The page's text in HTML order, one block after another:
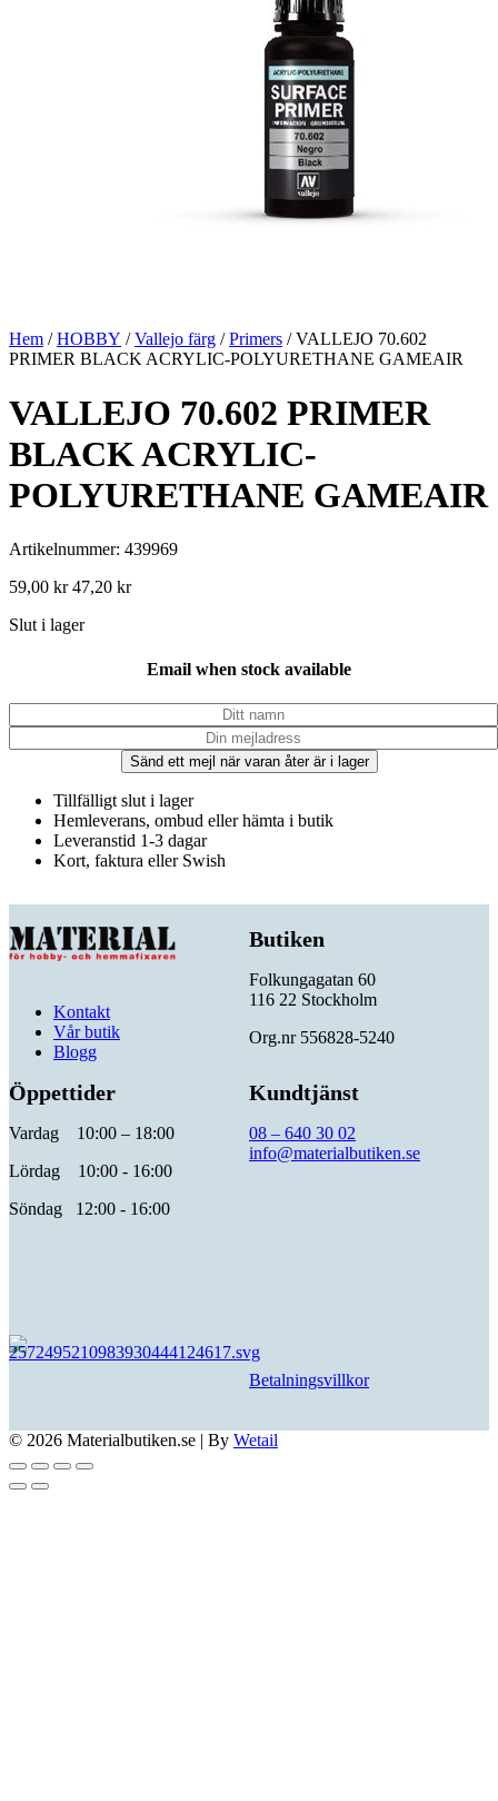
Hem /HOBBY /Vallejo färg /Primers / VALLEJO 70.602
PRIMER BLACK ACRYLIC-POLYURETHANE GAMEAIR
VALLEJO 70.602 PRIMER
BLACK ACRYLIC-
POLYURETHANE GAMEAIR
Artikelnummer: 439969
59,00 kr 47,20 kr
Slut i lager
Email when stock available
Sänd ett mejl när varan åter är i lager
Tillfälligt slut i lager
Hemleverans, ombud eller hämta i butik
Leveranstid 1-3 dagar
Kort, faktura eller Swish
Kontakt
Vår butik
Blogg
Butiken
Folkungagatan 60
116 22 Stockholm
Org.nr 556828-5240
Öppettider
Vardag 10:00 – 18:00
Lördag 10:00 - 16:00
Söndag 12:00 - 16:00
Kundtjänst
08 – 640 30 02
info@materialbutiken.se
Betalningsvillkor
© 2026 Materialbutiken.se | By Wetail